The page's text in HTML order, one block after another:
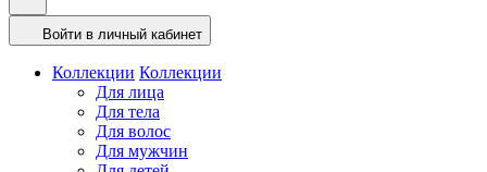
Войти в личный кабинет
Коллекции Коллекции
Для лица
Для тела
Для волос
Для мужчин